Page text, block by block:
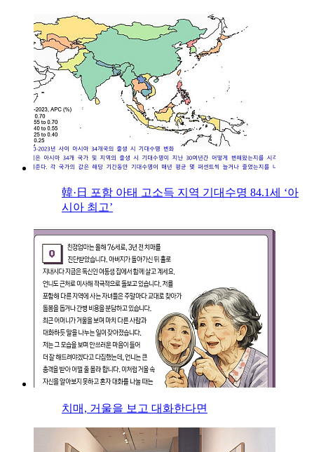
韓·日 포함 아태 고소득 지역 기대수명 84.1세 ‘아
시아 최고’
치매, 거울을 보고 대화한다면